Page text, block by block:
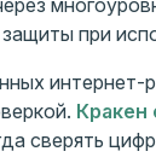
при
интернет-
Кракен
сверять